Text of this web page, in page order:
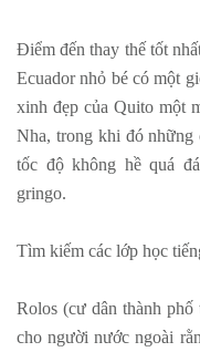
Điểm đến thay thế tốt
Ecuador nhỏ bé có một
xinh đẹp của Quito một
Nha, trong khi đó những
tốc độ không hề quá
gringo.
Tìm kiếm các lớp học
Rolos (cư dân thành
cho người nước ngoài